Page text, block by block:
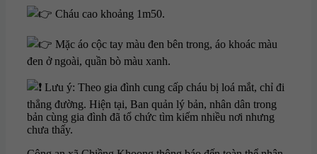
Cháu cao khoảng 1m50.
Mặc áo cộc tay màu đen bên trong, áo khoác màu
đen ở ngoài, quần bò màu xanh.
Lưu ý: Theo gia đình cung cấp cháu bị loá mắt, chỉ đi
thẳng đường. Hiện tại, Ban quản lý bản, nhân dân trong
bản cùng gia đình đã tổ chức tìm kiếm nhiều nơi nhưng
chưa thấy.